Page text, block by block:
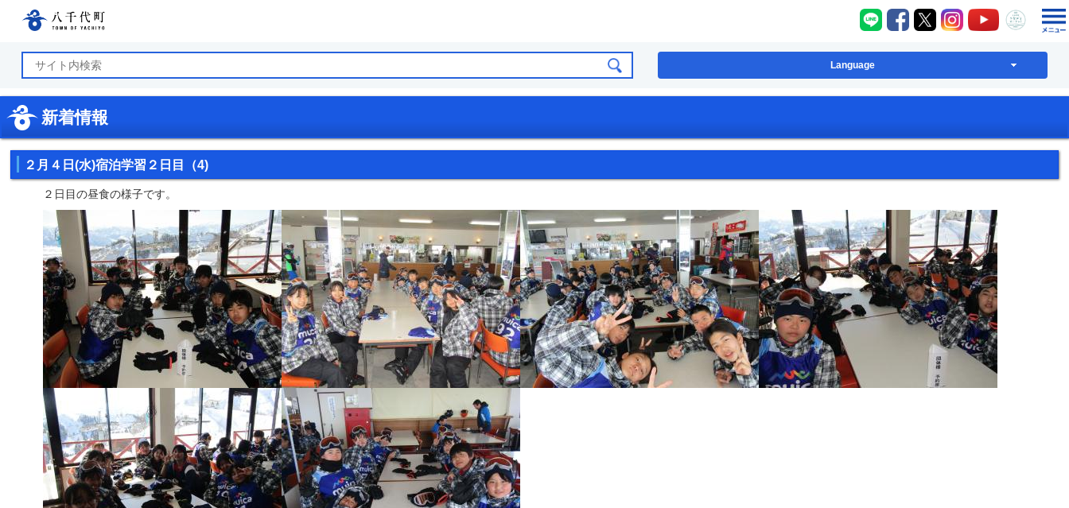
八千代町LINE
八千代町Facebook
八千代町X八千代町Instagram
八千代町八千代
Language
新着情報
２月４日(水)宿泊学習２日目（4)
２日目の昼食の様子です。